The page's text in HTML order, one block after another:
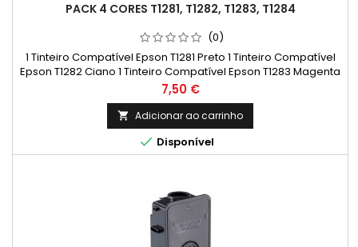
PACK 4 CORES T1281, T1282, T1283, T1284
(0)
1 Tinteiro Compatível Epson T1281 Preto 1 Tinteiro Compatível
Epson T1282 Ciano 1 Tinteiro Compatível Epson T1283 Magenta
1 Tinteiro Compatível Epson T1284 Amarelo
Preço
7,50 €
 Adicionar ao carrinho
 Disponível